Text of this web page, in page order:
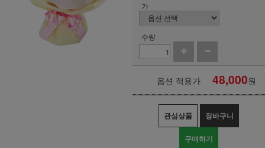
가
수량
옵션 적용가 48,000원
관심상품 장바구니
구매하기